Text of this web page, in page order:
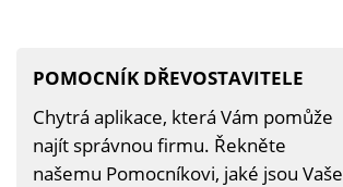
POMOCNÍK DŘEVOSTAVITELE
Chytrá aplikace, která Vám pomůže
najít správnou firmu. Řekněte
našemu Pomocníkovi, jaké jsou Vaše